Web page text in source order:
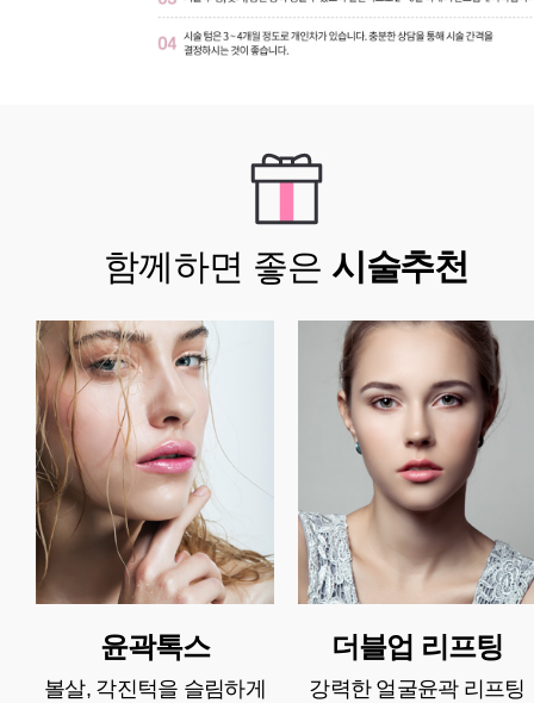
함께하면 좋은 시술추천
윤곽톡스
볼살, 각진턱을 슬림하게
더블업 리프팅
강력한 얼굴윤곽 리프팅